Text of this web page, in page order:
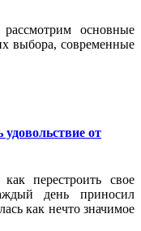
основные
выбора, современные
от
перестроить свое
день приносил
как нечто значимое